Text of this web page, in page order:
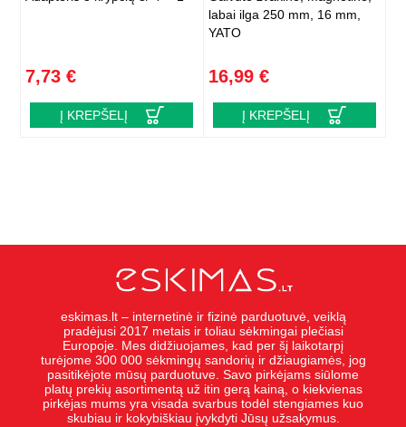
7,73 €
Į KREPŠELĮ
labai ilga 250 mm, 16 mm,
YATO
16,99 €
Į KREPŠELĮ
eskimas.lt – internetinė ir fizinė parduotuvė, veiklą
pradėjusi 2017 metais ir toliau sėkmingai plečiasi
Europoje. Mes didžiuojames, kad per šį laikotarpį
turėjome 300 000 sėkmingų sandorių ir džiaugiamės, jog
pasitikėjote mūsų parduotuve. Savo pirkėjams siūlome
platų prekių asortimentą už itin gerą kainą, o kiekvienas
pirkėjas mums yra visada svarbus todėl stengiames kuo
skubiau ir kokybiškiau įvykdyti Jūsų užsakymus.